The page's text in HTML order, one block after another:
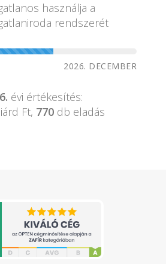
használja a
rendszerét
2026. DECEMBER
évi értékesítés:
Ft, 770db eladás